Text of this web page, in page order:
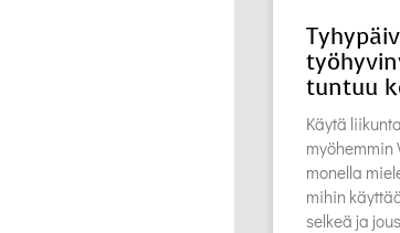
tuntuu
Käytä
myöhemmin
monella
mihin
selkeä ja